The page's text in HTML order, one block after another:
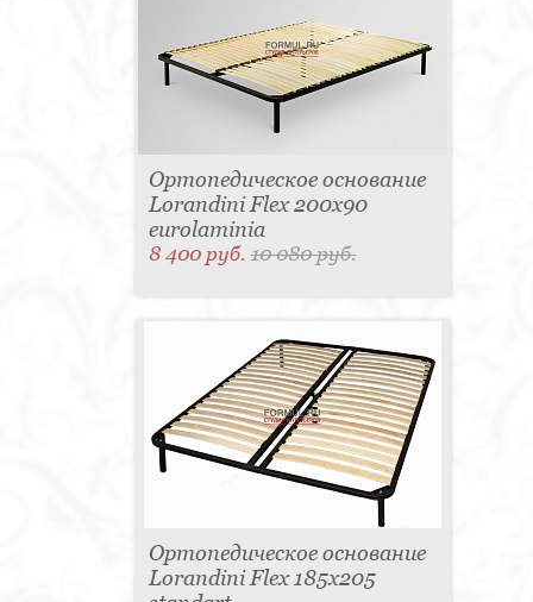
Ортопедическое основание
Lorandini Flex 200x90
eurolaminia
8 400 руб.10 080 руб.
Ортопедическое основание
Lorandini Flex 185x205